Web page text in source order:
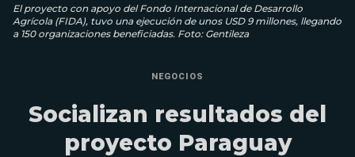
El proyecto con apoyo del Fondo Internacional de Desarrollo
Agrícola (FIDA), tuvo una ejecución de unos USD 9 millones, llegando
a 150 organizaciones beneficiadas. Foto: Gentileza
NEGOCIOS
Socializan resultados del
proyecto Paraguay